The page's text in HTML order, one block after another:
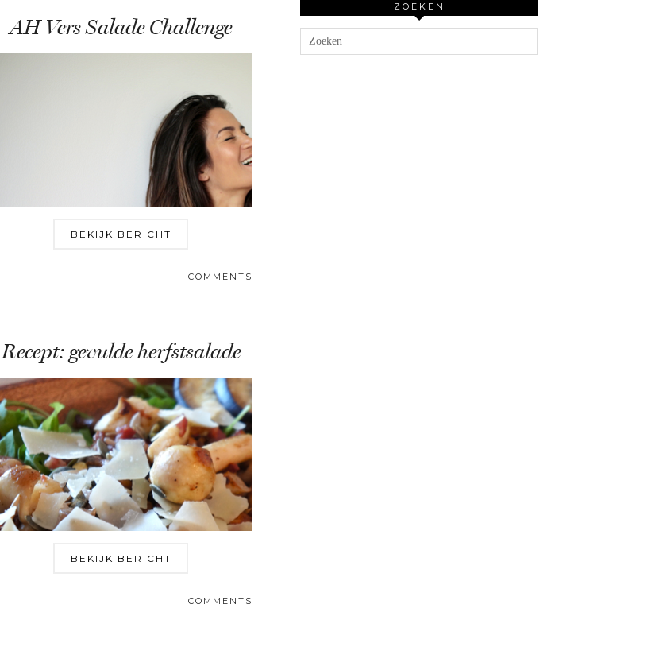
AH Vers Salade Challenge
BEKIJK BERICHT
COMMENTS
Recept: gevulde herfstsalade
BEKIJK BERICHT
COMMENTS
ZOEKEN